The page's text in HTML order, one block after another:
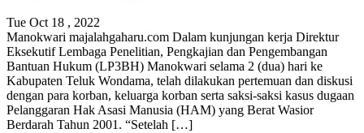
Tue Oct 18 , 2022
Manokwari majalahgaharu.com Dalam kunjungan kerja Direktur
Eksekutif Lembaga Penelitian, Pengkajian dan Pengembangan
Bantuan Hukum (LP3BH) Manokwari selama 2 (dua) hari ke
Kabupaten Teluk Wondama, telah dilakukan pertemuan dan diskusi
dengan para korban, keluarga korban serta saksi-saksi kasus dugaan
Pelanggaran Hak Asasi Manusia (HAM) yang Berat Wasior
Berdarah Tahun 2001. “Setelah […]